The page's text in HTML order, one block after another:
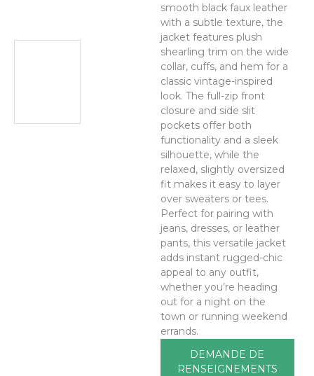
smooth black faux leather
with a subtle texture, the
jacket features plush
shearling trim on the wide
collar, cuffs, and hem for a
classic vintage-inspired
look. The full-zip front
closure and side slit
pockets offer both
functionality and a sleek
silhouette, while the
relaxed, slightly oversized
fit makes it easy to layer
over sweaters or tees.
Perfect for pairing with
jeans, dresses, or leather
pants, this versatile jacket
adds instant rugged-chic
appeal to any outfit,
whether you’re heading
out for a night on the
town or running weekend
errands.
DEMANDE DE
RENSEIGNEMENTS